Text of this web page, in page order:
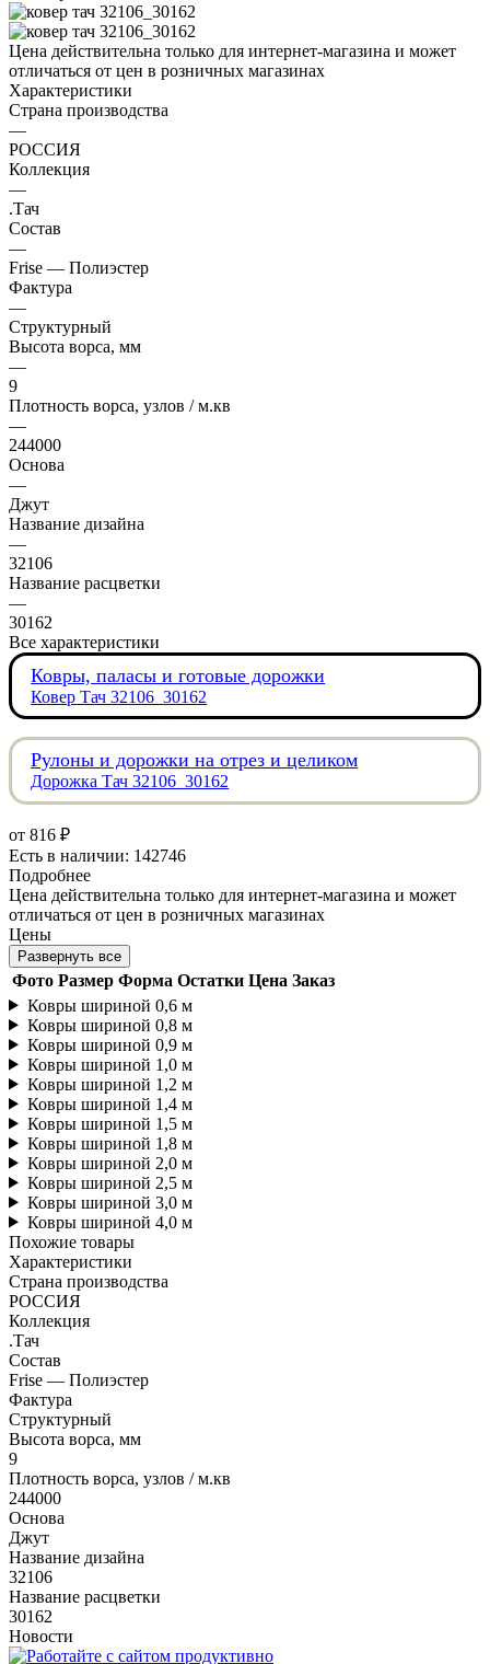
Цена действительна только для интернет-магазина и может
отличаться от цен в розничных магазинах
Характеристики
Страна производства
—
РОССИЯ
Коллекция
—
.Тач
Состав
—
Frise — Полиэстер
Фактура
—
Структурный
Высота ворса, мм
—
9
Плотность ворса, узлов / м.кв
—
244000
Основа
—
Джут
Название дизайна
—
32106
Название расцветки
—
30162
Все характеристики
Ковры, паласы и готовые дорожки
Ковер Тач 32106_30162
Рулоны и дорожки на отрез и целиком
Дорожка Тач 32106_30162
от 816 ₽
Есть в наличии: 142746
Подробнее
Цена действительна только для интернет-магазина и может
отличаться от цен в розничных магазинах
Цены
Развернуть все
Фото Размер Форма Остатки Цена Заказ
Ковры шириной 0,6 м
Ковры шириной 0,8 м
Ковры шириной 0,9 м
Ковры шириной 1,0 м
Ковры шириной 1,2 м
Ковры шириной 1,4 м
Ковры шириной 1,5 м
Ковры шириной 1,8 м
Ковры шириной 2,0 м
Ковры шириной 2,5 м
Ковры шириной 3,0 м
Ковры шириной 4,0 м
Похожие товары
Характеристики
Страна производства
РОССИЯ
Коллекция
.Тач
Состав
Frise — Полиэстер
Фактура
Структурный
Высота ворса, мм
9
Плотность ворса, узлов / м.кв
244000
Основа
Джут
Название дизайна
32106
Название расцветки
30162
Новости